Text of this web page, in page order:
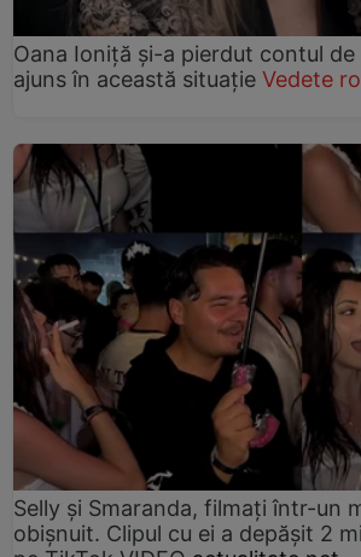
Oana Ioniță și-a pierdut contul de
ajuns în această situație Vedete
Selly și Smaranda, filmați într-un
obișnuit. Clipul cu ei a depășit 2